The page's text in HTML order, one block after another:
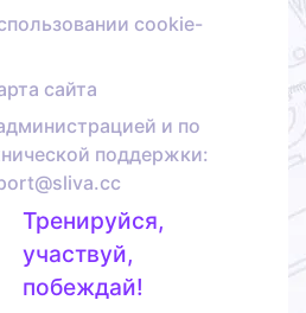
cookie-
сайта
и по
поддержки:
Тренируйся,
участвуй,
побеждай!